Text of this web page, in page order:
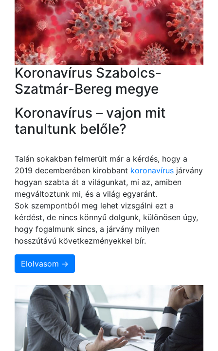
Koronavírus Szabolcs-
Szatmár-Bereg megye
Koronavírus – vajon mit
tanultunk belőle?
Talán sokakban felmerült már a kérdés, hogy a
2019 decemberében kirobbant koronavírus járvány
hogyan szabta át a világunkat, mi az, amiben
megváltoztunk mi, és a világ egyaránt.
Sok szempontból meg lehet vizsgálni ezt a
kérdést, de nincs könnyű dolgunk, különösen úgy,
hogy fogalmunk sincs, a járvány milyen
hosszútávú következményekkel bír.
Elolvasom →